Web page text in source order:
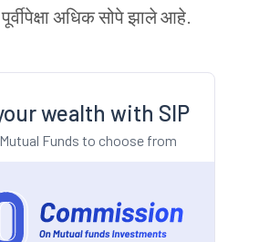
अधिक सोपे झाले आहे.
wealth with SIP
Funds to choose from